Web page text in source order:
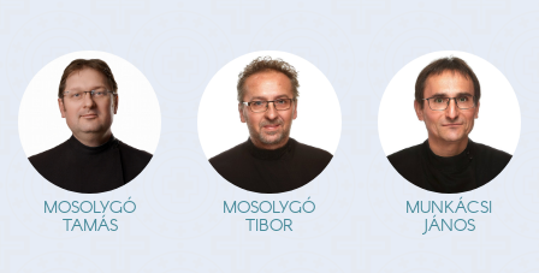
MOSOLYGÓ
TAMÁS
MOSOLYGÓ
TIBOR
MUNKÁCSI
JÁNOS